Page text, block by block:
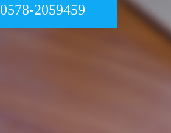
0578-2059459